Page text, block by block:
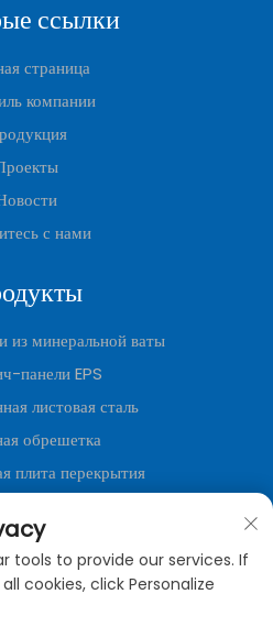
ссылки
страница
компании
с нами
из минеральной ваты
панели EPS
листовая сталь
обрешетка
плита перекрытия
доска
Контейнерный Дом
tools to provide our services. If
cookies, click Personalize